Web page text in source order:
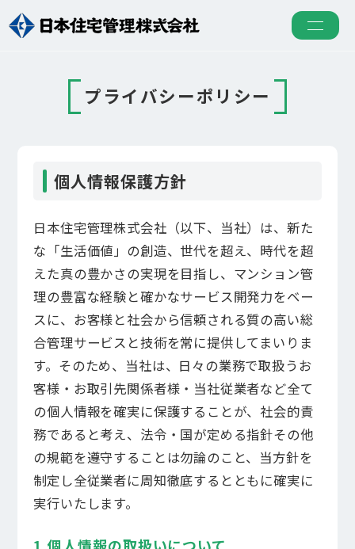
5つの強み
プライバシーポリシー
個人情報保護方針
日本住宅管理株式会社（以下、当社）は、新た
な「生活価値」の創造、世代を超え、時代を超
えた真の豊かさの実現を目指し、マンション管
理の豊富な経験と確かなサービス開発力をベー
スに、お客様と社会から信頼される質の高い総
合管理サービスと技術を常に提供してまいりま
す。そのため、当社は、日々の業務で取扱うお
客様・お取引先関係者様・当社従業者など全て
の個人情報を確実に保護することが、社会的責
務であると考え、法令・国が定める指針その他
の規範を遵守することは勿論のこと、当方針を
制定し全従業者に周知徹底するとともに確実に
実行いたします。